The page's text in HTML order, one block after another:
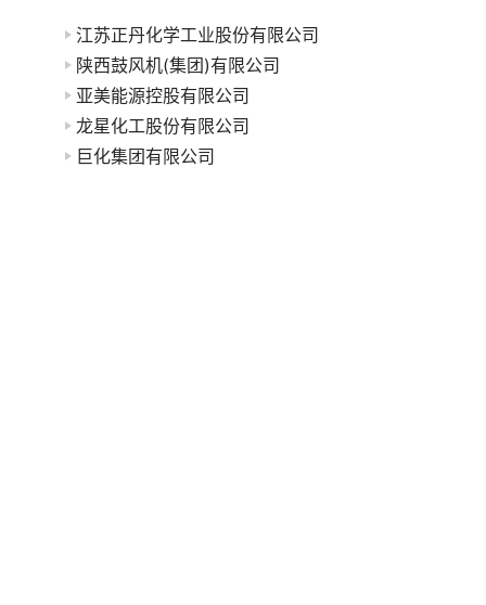
江苏正丹化学工业股份有限公司
陕西鼓风机(集团)有限公司
亚美能源控股有限公司
龙星化工股份有限公司
巨化集团有限公司